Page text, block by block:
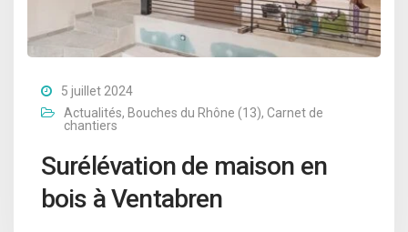
5 juillet 2024
Actualités, Bouches du Rhône (13), Carnet de
chantiers
Surélévation de maison en
bois à Ventabren